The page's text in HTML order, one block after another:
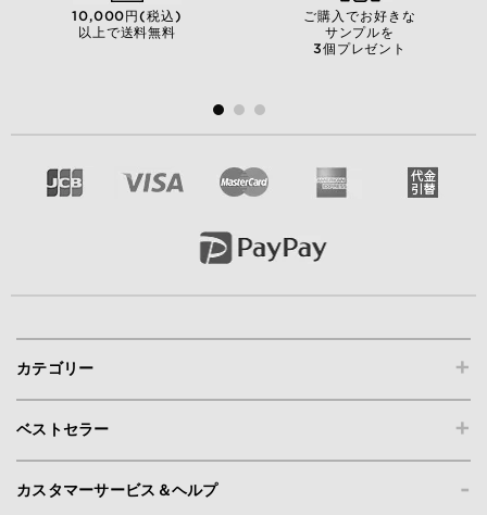
10,000円(税込)
以上で送料無料
ご購入でお好きな
サンプルを
3個プレゼント
+
カテゴリー
+
ベストセラー
-
カスタマーサービス＆ヘルプ